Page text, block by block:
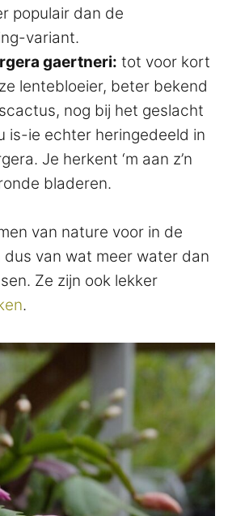
populair dan de
variant.
gaertneri: tot voor kort
lentebloeier, beter bekend
nog bij het geslacht
is-ie echter heringedeeld in
Je herkent ‘m aan z’n
bladeren.
van nature voor in de
dus van wat meer water dan
Ze zijn ook lekker
.